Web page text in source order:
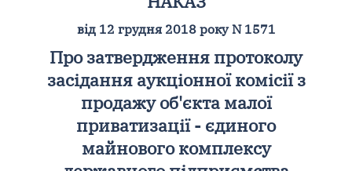
від 12 грудня 2018 року N 1571
Про затвердження протоколу
засідання аукціонної комісії з
продажу об'єкта малої
приватизації - єдиного
майнового комплексу